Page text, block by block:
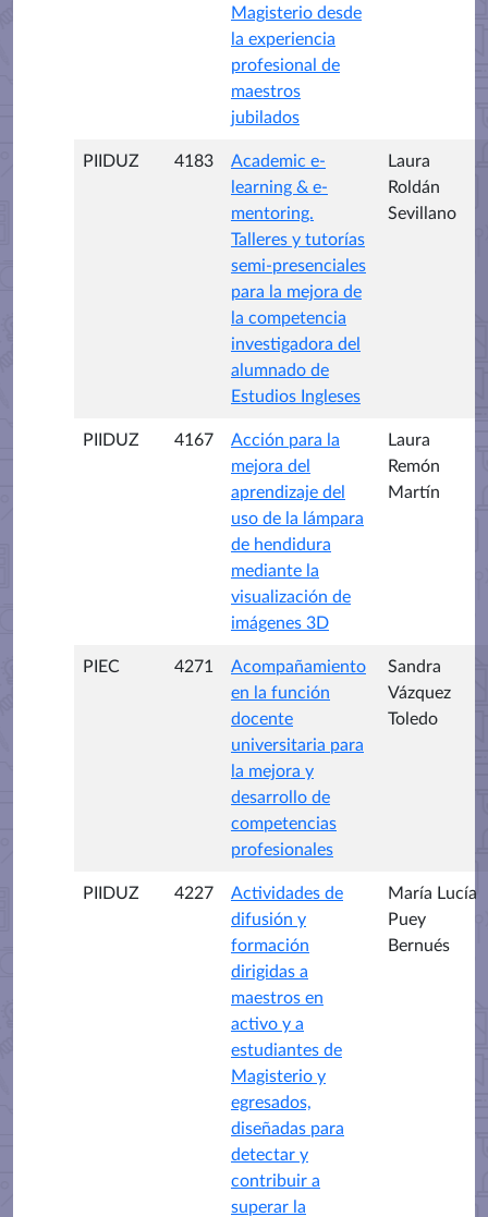
Magisterio desde
la experiencia
profesional de
maestros
jubilados
PIIDUZ 4183
Academic e-
learning & e-
mentoring.
Talleres y tutorías
semi-presenciales
para la mejora de
la competencia
investigadora del
alumnado de
Estudios Ingleses
Laura
Roldán
Sevillano
PIIDUZ 4167
Acción para la
mejora del
aprendizaje del
uso de la lámpara
de hendidura
mediante la
visualización de
imágenes 3D
Laura
Remón
Martín
PIEC 4271
Acompañamiento
en la función
docente
universitaria para
la mejora y
desarrollo de
competencias
profesionales
Sandra
Vázquez
Toledo
PIIDUZ 4227
Actividades de
difusión y
formación
dirigidas a
maestros en
activo y a
estudiantes de
Magisterio y
egresados,
diseñadas para
detectar y
contribuir a
superar la
María Lucía
Puey
Bernués